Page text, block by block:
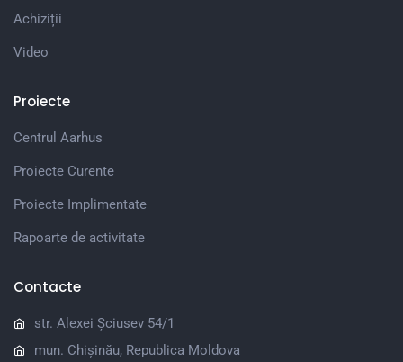
Achiziții
Video
Proiecte
Centrul Aarhus
Proiecte Curente
Proiecte Implimentate
Rapoarte de activitate
Contacte
str. Alexei Șciusev 54/1
mun. Chișinău, Republica Moldova